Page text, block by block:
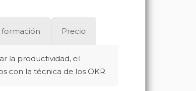
formación Precio
la productividad, el
con la técnica de los OKR.